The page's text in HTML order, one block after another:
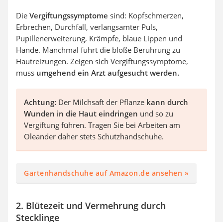
Die Vergiftungssymptome sind: Kopfschmerzen,
Erbrechen, Durchfall, verlangsamter Puls,
Pupillenerweiterung, Krämpfe, blaue Lippen und
Hände. Manchmal führt die bloße Berührung zu
Hautreizungen. Zeigen sich Vergiftungssymptome,
muss umgehend ein Arzt aufgesucht werden.
Achtung: Der Milchsaft der Pflanze kann durch
Wunden in die Haut eindringen und so zu
Vergiftung führen. Tragen Sie bei Arbeiten am
Oleander daher stets Schutzhandschuhe.
Gartenhandschuhe auf Amazon.de ansehen »
2. Blütezeit und Vermehrung durch
Stecklinge